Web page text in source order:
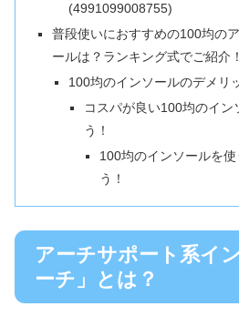
(4991099008755)
普段使いにおすすめの100均の
ールは？ランキング式でご紹介！
100均のインソールのデメリ
コスパが良い100均のイン
う！
100均のインソールを
う！
アーチサポート系イ
ーチ」とは？